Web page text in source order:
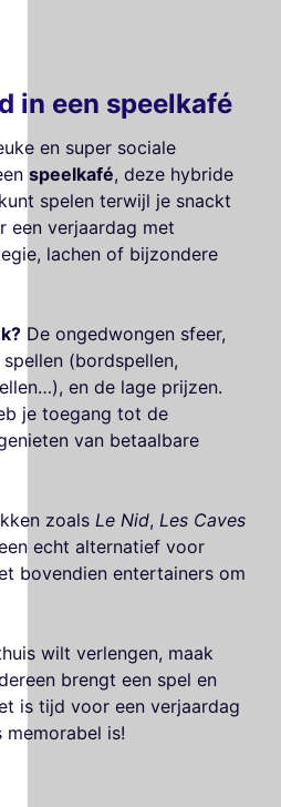
in een speelkafé
en super sociale
speelkafé, deze hybride
spelen terwijl je snackt
een verjaardag met
lachen of bijzondere
De ongedwongen sfeer,
(bordspellen,
en de lage prijzen.
je toegang tot de
van betaalbare
zoals Le Nid, Les Caves
echt alternatief voor
bovendien entertainers om
wilt verlengen, maak
brengt een spel en
is tijd voor een verjaardag
is!